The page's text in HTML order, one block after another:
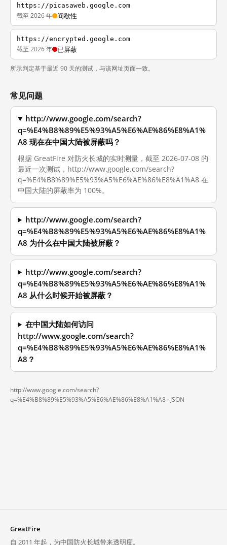
https://picasaweb.google.com
截至 2026 年 间歇性
https://encrypted.google.com
截至 2026 年 已屏蔽
所示判定基于最近 90 天的测试，与该网址页面一致。
常见问题
http://www.google.com/search?
q=%E4%B8%89%E5%93%A5%E6%AE%86%E8%A1%
A8 现在在中国大陆被屏蔽吗？
根据 GreatFire 对防火长城的实时测量，截至 2026-07-08 的
最近一次测试，http://www.google.com/search?
q=%E4%B8%89%E5%93%A5%E6%AE%86%E8%A1%A8 在
中国大陆的屏蔽率为 100%。
http://www.google.com/search?
q=%E4%B8%89%E5%93%A5%E6%AE%86%E8%A1%
A8 为什么在中国大陆被屏蔽？
http://www.google.com/search?
q=%E4%B8%89%E5%93%A5%E6%AE%86%E8%A1%
A8 从什么时候开始被屏蔽？
在中国大陆如何访问
http://www.google.com/search?
q=%E4%B8%89%E5%93%A5%E6%AE%86%E8%A1%
A8？
http://www.google.com/search?
q=%E4%B8%89%E5%93%A5%E6%AE%86%E8%A1%A8 · JSON
GreatFire
自 2011 年起，为中国防火长城带来透明度。